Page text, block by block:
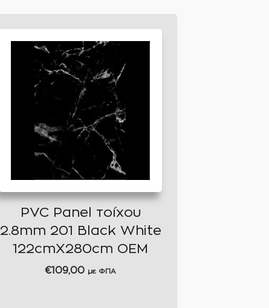
PVC Panel τοίχου
2.8mm 201 Black White
122cmX280cm OEM
€109,00 με ΦΠΑ